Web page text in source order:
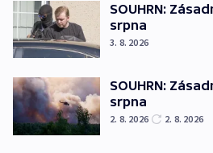
SOUHRN:
srpna
3. 8. 2026
SOUHRN:
srpna
2. 8. 2026 2. 8. 2026